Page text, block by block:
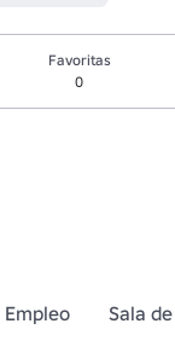
Favoritas
0
Empleo Sala